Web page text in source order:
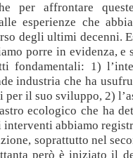
per affrontare
esperienze che
degli ultimi decenni.
porre in evidenza,
fondamentali: 1)
industria che ha
per il suo sviluppo, 2)
ecologico che ha
abbiamo
soprattutto nel
però è iniziato il